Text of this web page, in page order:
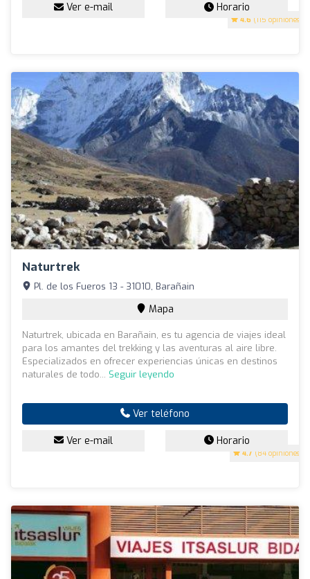
4.6 (115 opiniones)
Ver e-mail Horario
Naturtrek
4.7 (84 opiniones)
Pl. de los Fueros 13 - 31010, Barañain
Mapa
Naturtrek, ubicada en Barañain, es tu agencia de viajes ideal
para los amantes del trekking y las aventuras al aire libre.
Especializados en ofrecer experiencias únicas en destinos
naturales de todo... Seguir leyendo
Ver teléfono
Ver e-mail Horario